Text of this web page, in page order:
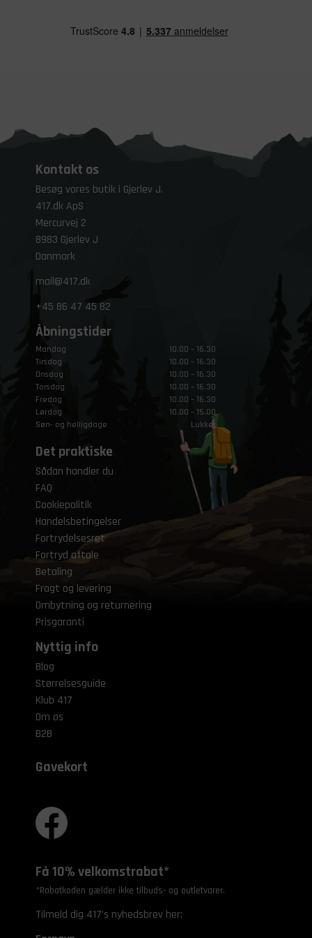
Kontakt os
Besøg vores butik i Gjerlev J.
417.dk ApS
Mercurvej 2
8983 Gjerlev J
Danmark
mail@417.dk
+45 86 47 45 82
Åbningstider
Mandag
10.00 – 16.30
Tirsdag
10.00 – 16.30
Onsdag
10.00 – 16.30
Torsdag
10.00 – 16.30
Fredag
10.00 – 16.30
Lørdag
10.00 – 15.00
Søn- og helligdage
Lukket
Det praktiske
Sådan handler du
FAQ
Cookiepolitik
Handelsbetingelser
Fortrydelsesret
Fortryd aftale
Betaling
Fragt og levering
Ombytning og returnering
Prisgaranti
Nyttig info
Blog
Størrelsesguide
Klub 417
Om os
B2B
Gavekort
Få 10% velkomstrabat*
*Rabatkoden gælder ikke tilbuds- og outletvarer.
Tilmeld dig 417's nyhedsbrev her: